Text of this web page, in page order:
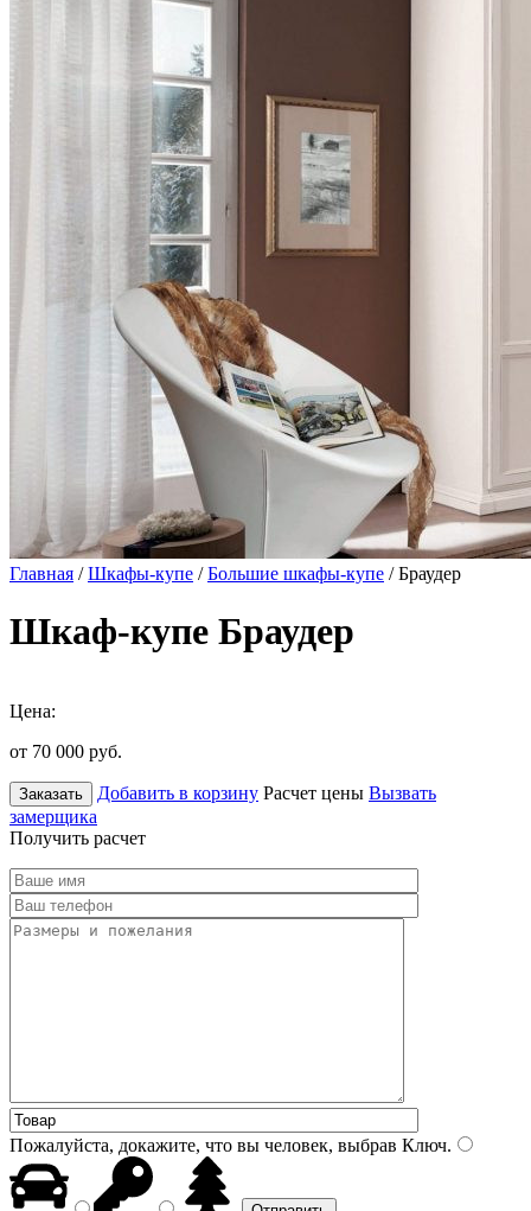
Главная /Шкафы-купе /Большие шкафы-купе / Браудер
Шкаф-купе Браудер
Цена:
от 70 000 руб.
Заказать Добавить в корзину Расчет цены Вызвать
замерщика
Получить расчет
Пожалуйста, докажите, что вы человек, выбрав Ключ.